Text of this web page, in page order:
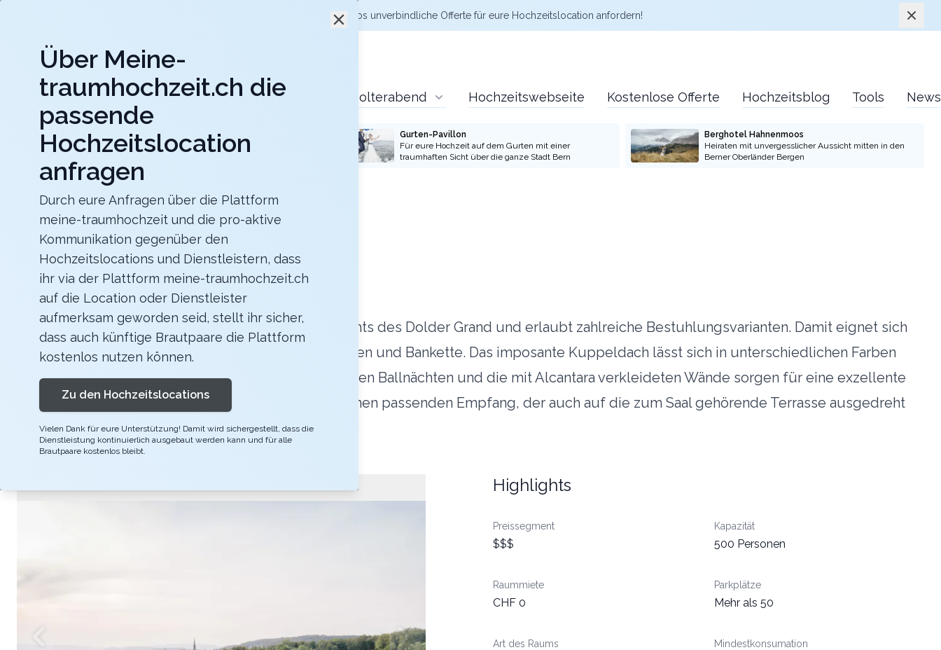
Jetzt kostenlos unverbindliche Offertefür eure Hochzeitslocation anfordern!
meine-traumhochzeit.ch
Hochzeitslocations Hochzeitsdienstleister Polterabend Hochzeitswebseite Kostenlose Offerte Hochzeitsblog Tools News
Maxililian
Für eine unvergessliche Feier mit einer herrlich
Gurten-Pavillon
Für eure Hochzeit auf dem Gurten mit einer
traumhaften Sicht über die ganze Stadt Bern
Berghotel Hahnenmoos
Heiraten mit unvergesslicher Aussicht mitten in den
Berner Oberländer Bergen
Zurück zur Suche
The Dolder Grand Ballroom
4.7
ZH
ZürichMerkliste Link teilen
Der ovale Ballsaal gehört zu den räumlichen Highlights des Dolder Grand und erlaubt zahlreiche Bestuhlungsvarianten. Damit eignet sich
dieser 400 Quadratmeter grosse Raum für Hochzeiten und Bankette. Das imposante Kuppeldach lässt sich in unterschiedlichen Farben
beleuchten, der Parkettboden lädt zu unvergesslichen Ballnächten und die mit Alcantara verkleideten Wände sorgen für eine exzellente
Akustik. Das wunderschöne Foyer bietet Platz für einen passenden Empfang, der auch auf die zum Saal gehörende Terrasse ausgedreht
werden kann.
Highlights
Preissegment
$$$
Kapazität
500 Personen
Raummiete
CHF 0
Parkplätze
Mehr als 50
Art des Raums Mindestkonsumation
Über Meine-
traumhochzeit.ch die
passende
Hochzeitslocation
anfragen
Durch eure Anfragen über die Plattform
meine-traumhochzeit und die pro-aktive
Kommunikation gegenüber den
Hochzeitslocations und Dienstleistern, dass
ihr via der Plattform meine-traumhochzeit.ch
auf die Location oder Dienstleister
aufmerksam geworden seid, stellt ihr sicher,
dass auch künftige Brautpaare die Plattform
kostenlos nutzen können.
Zu den Hochzeitslocations
Vielen Dank für eure Unterstützung! Damit wird sichergestellt, dass die
Dienstleistung kontinuierlich ausgebaut werden kann und für alle
Brautpaare kostenlos bleibt.